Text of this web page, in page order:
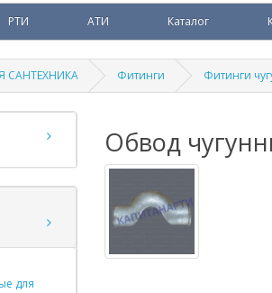
РТИ АТИ Каталог
САНТЕХНИКА Фитинги Фитинги
для
Обвод